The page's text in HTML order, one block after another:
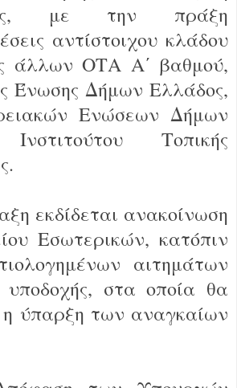
με την πράξη
αντίστοιχου κλάδου
άλλων ΟΤΑ Α΄ βαθμού,
Ένωσης Δήμων Ελλάδος,
Ενώσεων Δήμων
Τοπικής
εκδίδεται ανακοίνωση
Εσωτερικών, κατόπιν
αιτημάτων
στα οποία θα
η ύπαρξη των αναγκαίων